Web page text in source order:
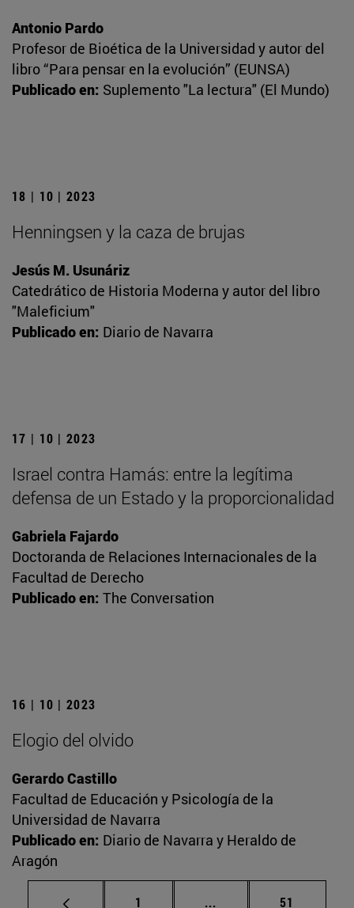
Antonio Pardo
Profesor de Bioética de la Universidad y autor del
libro “Para pensar en la evolución” (EUNSA)
Publicado en: Suplemento "La lectura" (El Mundo)
18 | 10 | 2023
Henningsen y la caza de brujas
Jesús M. Usunáriz
Catedrático de Historia Moderna y autor del libro
"Maleficium"
Publicado en: Diario de Navarra
17 | 10 | 2023
Israel contra Hamás: entre la legítima
defensa de un Estado y la proporcionalidad
Gabriela Fajardo
Doctoranda de Relaciones Internacionales de la
Facultad de Derecho
Publicado en: The Conversation
16 | 10 | 2023
Elogio del olvido
Gerardo Castillo
Facultad de Educación y Psicología de la
Universidad de Navarra
Publicado en: Diario de Navarra y Heraldo de
Aragón
Página
1 ... Páginas intermedias
Página
51